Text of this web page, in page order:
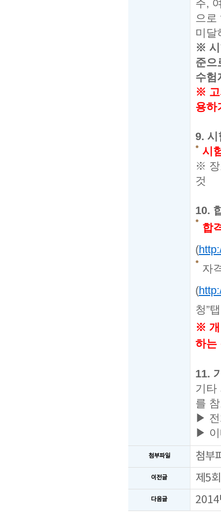
주,
으로
미달
※
준으
수험
※
용하
9. 시
시
※
것
10.
합
(
자
(
청”
※
하는
11.
기타
를
▶
▶
첨부파일 첨부
이전글 제5
다음글 2014